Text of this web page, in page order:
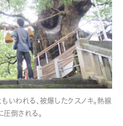
われる、被爆したクスノキ。熱線
倒される。